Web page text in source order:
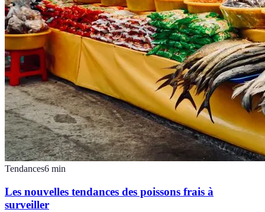
Tendances6 min
Les nouvelles tendances des poissons frais à
surveiller